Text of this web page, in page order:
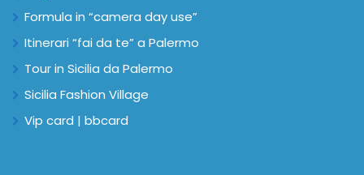
Formula in “camera day use”
Itinerari “fai da te” a Palermo
Tour in Sicilia da Palermo
Sicilia Fashion Village
Vip card | bbcard